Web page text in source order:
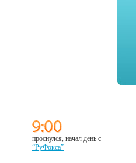
проснулся, начал день с
“РуФокса”